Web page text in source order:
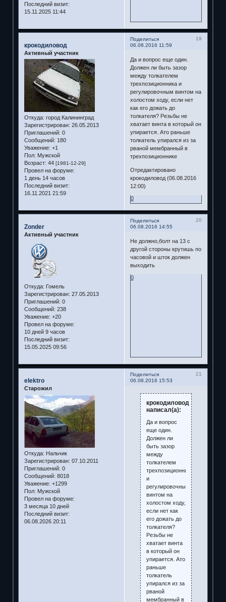
Последний визит:
15.11.2025 11:44
Поделиться
19
06.08.2016 11:59
крокодиловод
Активный участник
Откуда: город Калининград
Зарегистрирован: 26.05.2013
Приглашений: 0
Сообщений: 180
Уважение: +1
Пол: Мужской
Возраст: 44 [1981-12-29]
Провел на форуме:
1 день 14 часов
Последний визит:
16.11.2021 21:59
Да и вопрос еще один.
Должен ли быть зазор
между толкателем
трехпозиционника и
регулировочным винтом на
холостом ходу, если нет
как его дожать до
толкателя? Резьбы не
хватает винта в который он
упирается. Ато раньше
толкатель упирался из за
рваной мембранный в
трехпозиционнике
Отредактировано
крокодиловод (06.08.2016
12:00)
0
Поделиться
20
06.08.2016 14:55
Zonder
Активный участник
Откуда: Гомель
Зарегистрирован: 27.05.2013
Приглашений: 0
Сообщений: 238
Уважение: +20
Провел на форуме:
10 дней 9 часов
Последний визит:
15.05.2025 09:56
Не должно,болт на 13 с
другой стороны крутишь по
часовой и шток должен
выходить
0
Поделиться
21
06.08.2016 15:53
elektro
Старожил
Откуда: Нальчик
Зарегистрирован: 07.10.2011
Приглашений: 0
Сообщений: 8018
Уважение: +1299
Пол: Мужской
Провел на форуме:
3 месяца 10 дней
Последний визит:
06.08.2026 20:11
крокодиловод
написал(а):
Да и вопрос
еще один.
Должен ли
быть зазор
между
толкателем
трехпозиционника
и
регулировочным
винтом на
холостом ходу,
если нет как
его дожать до
толкателя?
Резьбы не
хватает винта
в который он
упирается. Ато
раньше
толкатель
упирался из за
рваной
мембранный в